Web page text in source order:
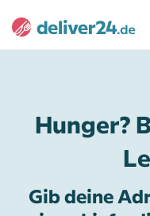
Hunger?
Gib deine